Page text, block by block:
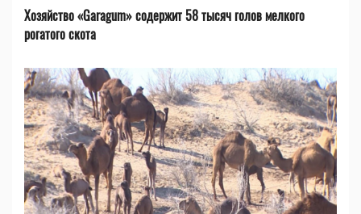
Хозяйство «Garagum» содержит 58 тысяч голов мелкого
рогатого скота